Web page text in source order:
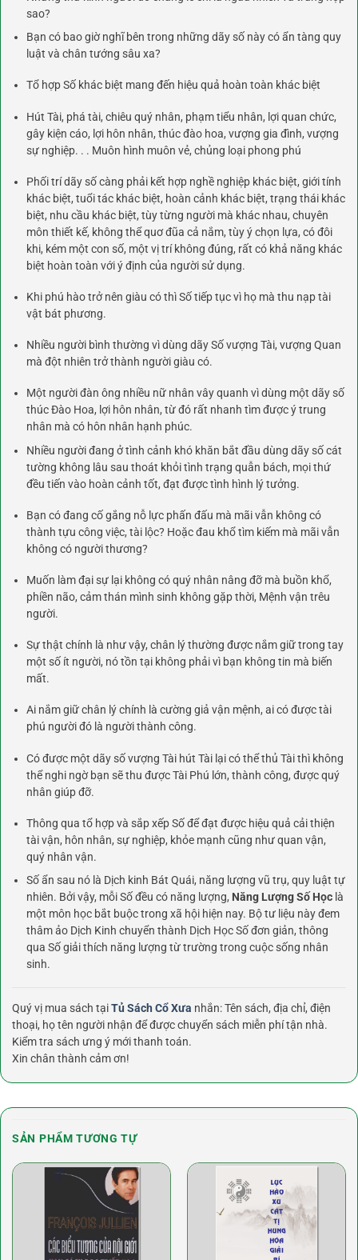
sao?
Bạn có bao giờ nghĩ bên trong những dãy số này có ẩn tàng quy
luật và chân tướng sâu xa?
Tổ hợp Số khác biệt mang đến hiệu quả hoàn toàn khác biệt
Hút Tài, phá tài, chiêu quý nhân, phạm tiểu nhân, lợi quan chức,
gây kiện cáo, lợi hôn nhân, thúc đào hoa, vượng gia đình, vượng
sự nghiệp. . . Muôn hình muôn vẻ, chủng loại phong phú
Phối trí dãy số càng phải kết hợp nghề nghiệp khác biệt, giới tính
khác biệt, tuổi tác khác biệt, hoàn cảnh khác biệt, trạng thái khác
biệt, nhu cầu khác biệt, tùy từng người mà khác nhau, chuyên
môn thiết kế, không thể quơ đũa cả nắm, tùy ý chọn lựa, có đôi
khi, kém một con số, một vị trí không đúng, rất có khả năng khác
biệt hoàn toàn với ý định của người sử dụng.
Khi phú hào trở nên giàu có thì Số tiếp tục vì họ mà thu nạp tài
vật bát phương.
Nhiều người bình thường vì dùng dãy Số vượng Tài, vượng Quan
mà đột nhiên trở thành người giàu có.
Một người đàn ông nhiều nữ nhân vây quanh vì dùng một dãy số
thúc Đào Hoa, lợi hôn nhân, từ đó rất nhanh tìm được ý trung
nhân mà có hôn nhân hạnh phúc.
Nhiều người đang ở tình cảnh khó khăn bắt đầu dùng dãy số cát
tường không lâu sau thoát khỏi tình trạng quẫn bách, mọi thứ
đều tiến vào hoàn cảnh tốt, đạt được tình hình lý tưởng.
Bạn có đang cố gắng nỗ lực phấn đấu mà mãi vẫn không có
thành tựu công việc, tài lộc? Hoặc đau khổ tìm kiếm mà mãi vẫn
không có người thương?
Muốn làm đại sự lại không có quý nhân nâng đỡ mà buồn khổ,
phiền não, cảm thán mình sinh không gặp thời, Mệnh vận trêu
người.
Sự thật chính là như vậy, chân lý thường được nắm giữ trong tay
một số ít người, nó tồn tại không phải vì bạn không tin mà biến
mất.
Ai nắm giữ chân lý chính là cường giả vận mệnh, ai có được tài
phú người đó là người thành công.
Có được một dãy số vượng Tài hút Tài lại có thể thủ Tài thì không
thể nghi ngờ bạn sẽ thu được Tài Phú lớn, thành công, được quý
nhân giúp đỡ.
Thông qua tổ hợp và sắp xếp Số để đạt được hiệu quả cải thiện
tài vận, hôn nhân, sự nghiệp, khỏe mạnh cũng như quan vận,
quý nhân vận.
Số ẩn sau nó là Dịch kinh Bát Quái, năng lượng vũ trụ, quy luật tự
nhiên. Bởi vậy, mỗi Số đều có năng lượng, Năng Lượng Số Học là
một môn học bắt buộc trong xã hội hiện nay. Bộ tư liệu này đem
thâm ảo Dịch Kinh chuyển thành Dịch Học Số đơn giản, thông
qua Số giải thích năng lượng từ trường trong cuộc sống nhân
sinh.
Quý vị mua sách tạiTủ Sách Cổ Xưa nhắn: Tên sách, địa chỉ, điện
thoại, họ tên người nhận để được chuyển sách miễn phí tận nhà.
Kiểm tra sách ưng ý mới thanh toán.
Xin chân thành cảm ơn!
SẢN PHẨM TƯƠNG TỰ